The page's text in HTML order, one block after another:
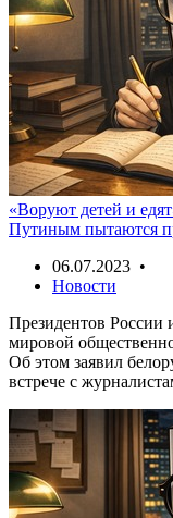
«Воруют детей и
Путиным пытаются
06.07.2023 •
Новости
Президентов России
мировой
Об этом заявил
встрече с